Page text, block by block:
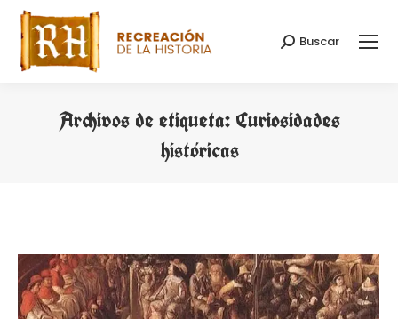
Buscar:
Buscar
Archivos de etiqueta: Curiosidades
históricas